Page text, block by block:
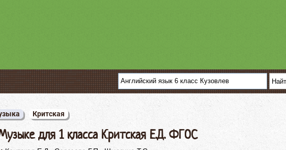
Критская
для 1 класса Критская Е.Д. ФГОС